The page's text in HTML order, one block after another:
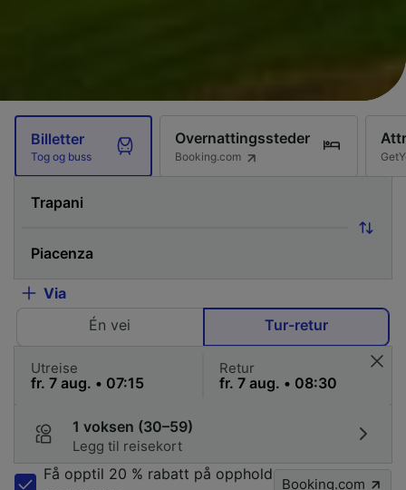
Billetter
Tog og buss
Overnattingssteder
Booking.com
Via
Én vei
Tur-retur
Utreise Retur
1 voksen (30–59)
Legg til reisekort
Få opptil 20 % rabatt på opphold
Booking.com